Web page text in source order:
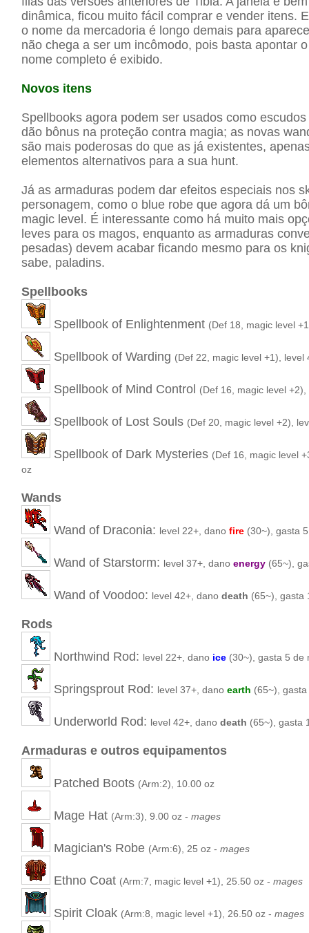
dinâmica, ficou muito fácil comprar e vender itens.
o nome da mercadoria é longo demais para
não chega a ser um incômodo, pois basta apontar
nome completo é exibido.
Novos itens
Spellbooks agora podem ser usados como
dão bônus na proteção contra magia; as novas
são mais poderosas do que as já existentes,
elementos alternativos para a sua hunt.
Já as armaduras podem dar efeitos especiais nos
personagem, como o blue robe que agora dá um
magic level. É interessante como há muito mais
leves para os magos, enquanto as armaduras
pesadas) devem acabar ficando mesmo para os
sabe, paladins.
Spellbooks
Spellbook of Enlightenment (Def 18, magic level
Spellbook of Warding (Def 22, magic level +1), level
Spellbook of Mind Control (Def 16, magic level
Spellbook of Lost Souls (Def 20, magic level +2),
Spellbook of Dark Mysteries (Def 16, magic level
oz
Wands
Wand of Draconia: level 22+, dano fire (30~), gasta
Wand of Starstorm: level 37+, dano energy (65~),
Wand of Voodoo: level 42+, dano death (65~), gasta
Rods
Northwind Rod: level 22+, dano ice (30~), gasta 5 de
Springsprout Rod: level 37+, dano earth (65~),
Underworld Rod: level 42+, dano death (65~), gasta
Armaduras e outros equipamentos
Patched Boots (Arm:2), 10.00 oz
Mage Hat (Arm:3), 9.00 oz - mages
Magician's Robe (Arm:6), 25 oz - mages
Ethno Coat (Arm:7, magic level +1), 25.50 oz - mages
Spirit Cloak (Arm:8, magic level +1), 26.50 oz - mages